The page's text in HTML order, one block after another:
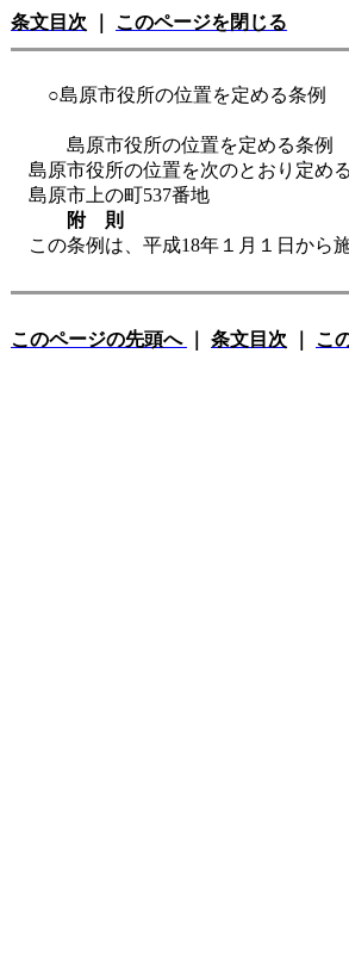
条文目次 このページを閉じる
○島原市役所の位置を定める条例
島原市役所の位置を定める条例
島原市役所の位置を次のとおり定める
島原市上の町537番地
附 則
この条例は、平成18年１月１日から
このページの先頭へ 条文目次 こ